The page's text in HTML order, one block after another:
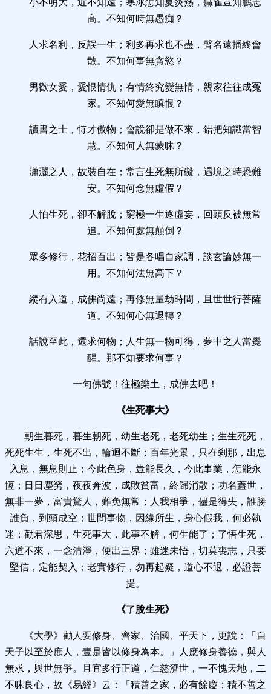
高。不知何時無愚痴？
人求名利，反誤一生；利多再求也不盡，聲名遠播終會
散。不知何事無貪慾？
男歡女愛，愛恨情仇；有情終究變無情，親家往往成冤
家。不知何愛無瞋恨？
讀書之士，恃才傲物；會說卻是做不來，錯把知識當智
慧。不知何人無蒙昧？
瀟灑之人，故裝自在；常言生死無所礙，遇境之時恐難
安。不知何念無虛假？
人怕生死，卻不解脫；窮極一生逐虛妄，回頭反被無常
追。不知何處無顛倒？
眾多修行，花招百出；皆是各唱自家調，談玄論妙無一
用。不知何法無高下？
縱有入道，成佛尚遠；再修無量劫時間，且世世行菩薩
道。不知何心無退轉？
話說至此，還求何物；人生無一物可得，夢中之人當覺
醒。那不知要求何事？
一句佛號！往極樂土，成佛去吧！
《生死事大》
朝生暮死，暮生朝死，幼生老死，老死幼生；生生死死，
死死生生，生死不出，輪迴不斷；百年光景，只在剎那，出息
入息，無息則止；今此色身，豈能長久，今此事業，怎能永
恆；日日塵勞，夜夜奔波，成敗貧富，終歸消散；功名蓋世，
無非一夢，富貴驚人，難免無常；人我相爭，儘是得失，誰勝
誰負，到頭成空；世間事物，因緣所生，身心假我，何必執
迷；勸君深思，生死事大，此事不解，何生能了；了悟生死，
六道不來，一念清淨，便出三界；雖迷未悟，切莫喪志，只要
堅信，定能契入；老實修行，勿再起疑，道心不退，必證菩
提。
《了脫生死》
《大學》勸人要修身、齊家、治國、平天下，更說：「自
天子以至於庶人，壹是皆以修身為本。」人應修身養德，與人
無求，與世無爭。且宜多行正道，仁慈濟世，一不愧天地，二
不昧良心，故《易經》云：「積善之家，必有餘慶；積不善之